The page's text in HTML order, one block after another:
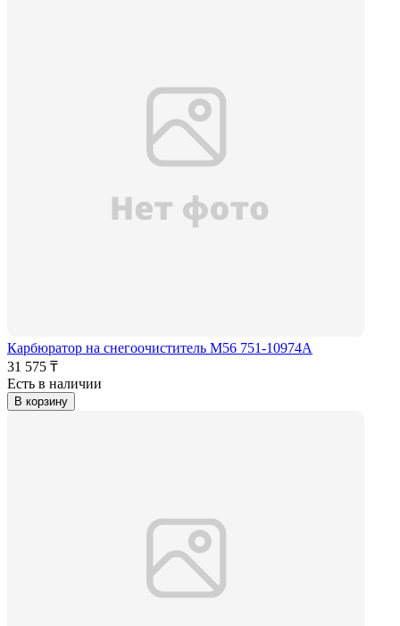
Карбюратор на снегоочиститель M56 751-10974А
31 575 ₸
Есть в наличии
В корзину